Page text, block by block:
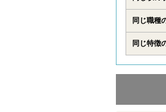
同じ職種
同じ特徴